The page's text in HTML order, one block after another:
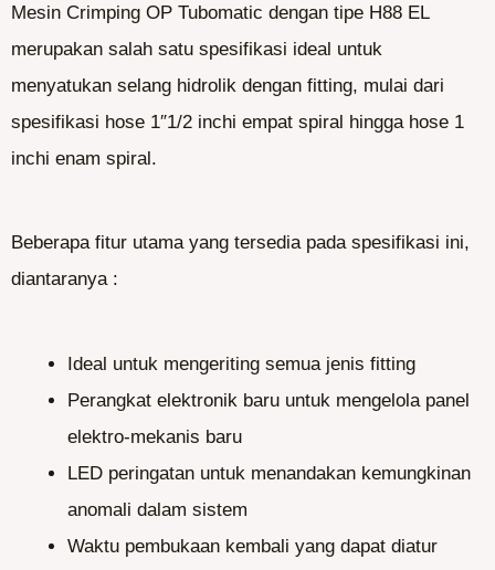
Mesin Crimping OP Tubomatic dengan tipe H88 EL
merupakan salah satu spesifikasi ideal untuk
menyatukan selang hidrolik dengan fitting, mulai dari
spesifikasi hose 1″1/2 inchi empat spiral hingga hose 1
inchi enam spiral.
Beberapa fitur utama yang tersedia pada spesifikasi ini,
diantaranya :
Ideal untuk mengeriting semua jenis fitting
Perangkat elektronik baru untuk mengelola panel
elektro-mekanis baru
LED peringatan untuk menandakan kemungkinan
anomali dalam sistem
Waktu pembukaan kembali yang dapat diatur